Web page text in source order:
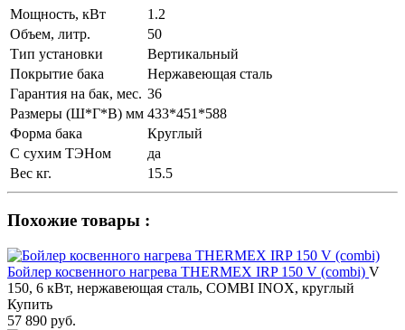
Мощность, кВт
1.2
Объем, литр.
50
Тип установки
Вертикальный
Покрытие бака
Нержавеющая сталь
Гарантия на бак, мес. 36
Размеры (Ш*Г*В) мм 433*451*588
Форма бака
Круглый
С сухим ТЭНом
да
Вес кг.
15.5
Похожие товары :
Бойлер косвенного нагрева THERMEX IRP 150 V (combi) V
150, 6 кВт, нержавеющая сталь, COMBI INOX, круглый
Купить
57 890 руб.